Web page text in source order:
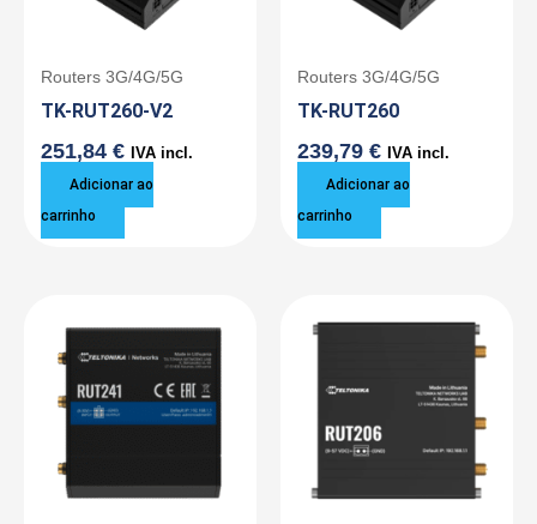
Routers 3G/4G/5G
TK-RUT260-V2
251,84 € IVA incl.
Adicionar ao
carrinho
Routers 3G/4G/5G
TK-RUT260
239,79 € IVA incl.
Adicionar ao
carrinho